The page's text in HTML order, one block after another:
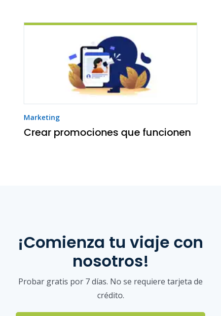
Marketing
Crear promociones que funcionen
¡Comienza tu viaje con
nosotros!
Probar gratis por 7 días. No se requiere tarjeta de
crédito.